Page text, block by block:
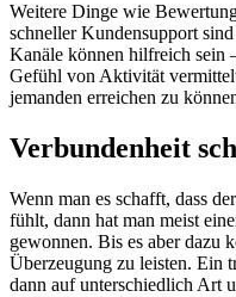
Weitere Dinge wie
schneller Kundensupport
Kanäle können hilfreich sein
Gefühl von Aktivität
jemanden erreichen zu
Verbundenheit
Wenn man es schafft, dass
fühlt, dann hat man meist
gewonnen. Bis es aber dazu
Überzeugung zu leisten. Ein
dann auf unterschiedlich Art